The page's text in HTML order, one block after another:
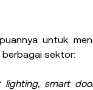
untuk
sektor:
lighting, smart